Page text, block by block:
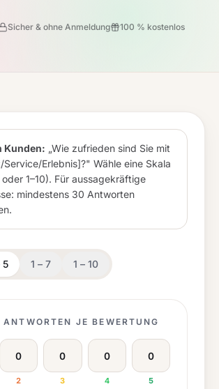
Sicher & ohne Anmeldung 100 % kostenlos
Kunden: „Wie zufrieden sind Sie mit
Service/Erlebnis]?" Wähle eine Skala
oder 1–10). Für aussagekräftige
mindestens 30 Antworten
5 1 – 7 1 – 10
JE BEWERTUNG
2 3 4
5